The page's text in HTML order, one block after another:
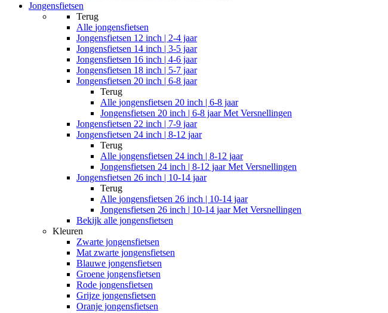
Jongensfietsen
Terug
Alle jongensfietsen
Jongensfietsen 12 inch | 2-4 jaar
Jongensfietsen 14 inch | 3-5 jaar
Jongensfietsen 16 inch | 4-6 jaar
Jongensfietsen 18 inch | 5-7 jaar
Jongensfietsen 20 inch | 6-8 jaar
Terug
Alle jongensfietsen 20 inch | 6-8 jaar
Jongensfietsen 20 inch | 6-8 jaar Met Versnellingen
Jongensfietsen 22 inch | 7-9 jaar
Jongensfietsen 24 inch | 8-12 jaar
Terug
Alle jongensfietsen 24 inch | 8-12 jaar
Jongensfietsen 24 inch | 8-12 jaar Met Versnellingen
Jongensfietsen 26 inch | 10-14 jaar
Terug
Alle jongensfietsen 26 inch | 10-14 jaar
Jongensfietsen 26 inch | 10-14 jaar Met Versnellingen
Bekijk alle jongensfietsen
Kleuren
Zwarte jongensfietsen
Mat zwarte jongensfietsen
Blauwe jongensfietsen
Groene jongensfietsen
Rode jongensfietsen
Grijze jongensfietsen
Oranje jongensfietsen